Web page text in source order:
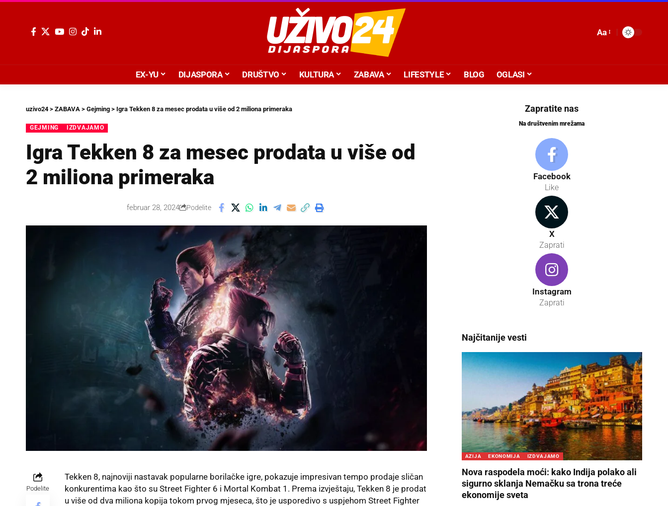
Aa
EX-YU DIJASPORA DRUŠTVO KULTURA ZABAVA LIFESTYLE BLOG OGLASI
uzivo24> ZABAVA > Gejming > Igra Tekken 8 za mesec prodata u više od 2 miliona primeraka
GEJMING IZDVAJAMO
Igra Tekken 8 za mesec prodata u više od
2 miliona primeraka
februar 28, 2024 Podelite
Podelite
Tekken 8, najnoviji nastavak popularne borilačke igre, pokazuje impresivan tempo prodaje sličan
konkurentima kao što su Street Fighter 6 i Mortal Kombat 1. Prema izvještaju, Tekken 8 je prodat
u više od dva miliona kopija tokom prvog mjeseca, što je usporedivo s uspjehom Street Fighter
Zapratite nas
Na društvenim mrežama
Facebook
Like
X
Zaprati
Instagram
Zaprati
Najčitanije vesti
AZIJA EKONOMIJA IZDVAJAMO
Nova raspodela moći: kako Indija polako ali
sigurno sklanja Nemačku sa trona treće
ekonomije sveta